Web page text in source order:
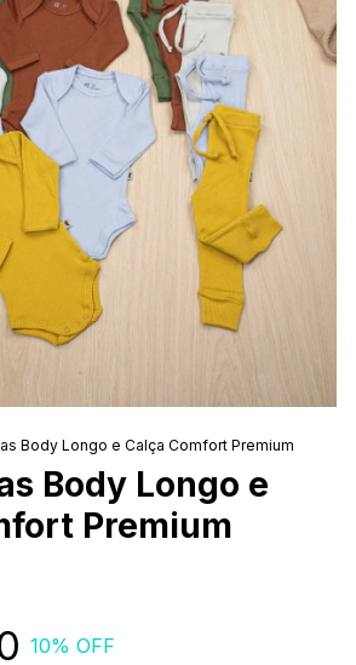
Body Longo e Calça Comfort Premium
Body Longo e
Premium
10% OFF